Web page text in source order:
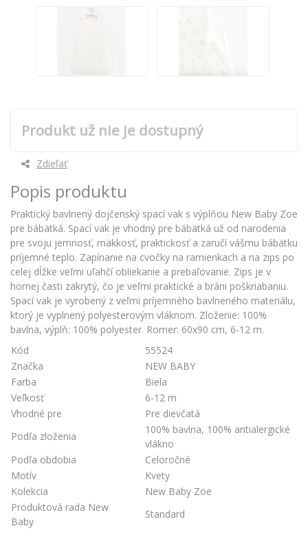
Produkt už nie je dostupný
Zdieľať
Popis produktu
Praktický bavlnený dojčenský spací vak s výplňou New Baby Zoe
pre bábätká. Spací vak je vhodný pre bábätká už od narodenia
pre svoju jemnosť, mäkkosť, praktickosť a zaručí vášmu bábätku
príjemné teplo. Zapínanie na cvočky na ramienkach a na zips po
celej dĺžke veľmi uľahčí obliekanie a prebaľovanie. Zips je v
hornej časti zakrytý, čo je veľmi praktické a bráni poškriabaniu.
Spací vak je vyrobený z veľmi príjemného bavlneného materiálu,
ktorý je vyplnený polyesterovým vláknom. Zloženie: 100%
bavlna, výplň: 100% polyester. Romer: 60x90 cm, 6-12 m.
Kód
55524
Značka
NEW BABY
Farba
Biela
Veľkosť
6-12 m
Vhodné pre
Pre dievčatá
Podľa zloženia
100% bavlna, 100% antialergické
vlákno
Podľa obdobia
Celoročné
Motív
Kvety
Kolekcia
New Baby Zoe
Produktová rada New
Baby
Standard